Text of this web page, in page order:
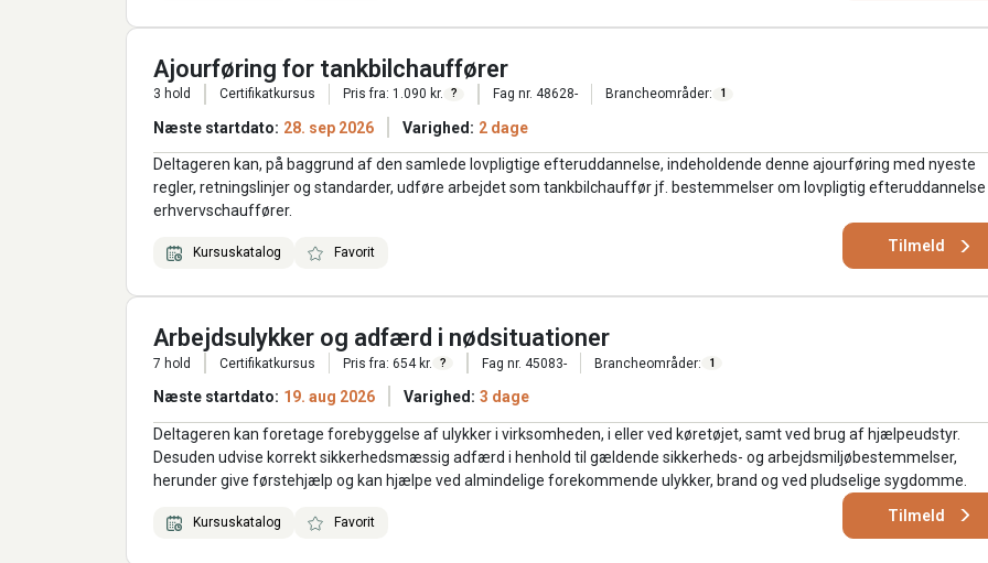
Ajourføring for tankbilchauffører
3 hold Certifikatkursus Pris fra: 1.090 kr. ? Fag nr. 48628- Brancheområder: 1
Næste startdato: 28. sep 2026 Varighed: 2 dage
Deltageren kan, på baggrund af den samlede lovpligtige efteruddannelse, indeholdende denne ajourføring med nyeste
regler, retningslinjer og standarder, udføre arbejdet som tankbilchauffør jf. bestemmelser om lovpligtig
erhvervschauffører.
Kursuskatalog Favorit Tilmeld
Arbejdsulykker og adfærd i nødsituationer
7 hold Certifikatkursus Pris fra: 654 kr. ? Fag nr. 45083- Brancheområder: 1
Næste startdato: 19. aug 2026 Varighed: 3 dage
Deltageren kan foretage forebyggelse af ulykker i virksomheden, i eller ved køretøjet, samt ved brug af hjælpeudstyr.
Desuden udvise korrekt sikkerhedsmæssig adfærd i henhold til gældende sikkerheds- og arbejdsmiljøbestemmelser,
herunder give førstehjælp og kan hjælpe ved almindelige forekommende ulykker, brand og ved pludselige sygdomme.
Kursuskatalog Favorit Tilmeld